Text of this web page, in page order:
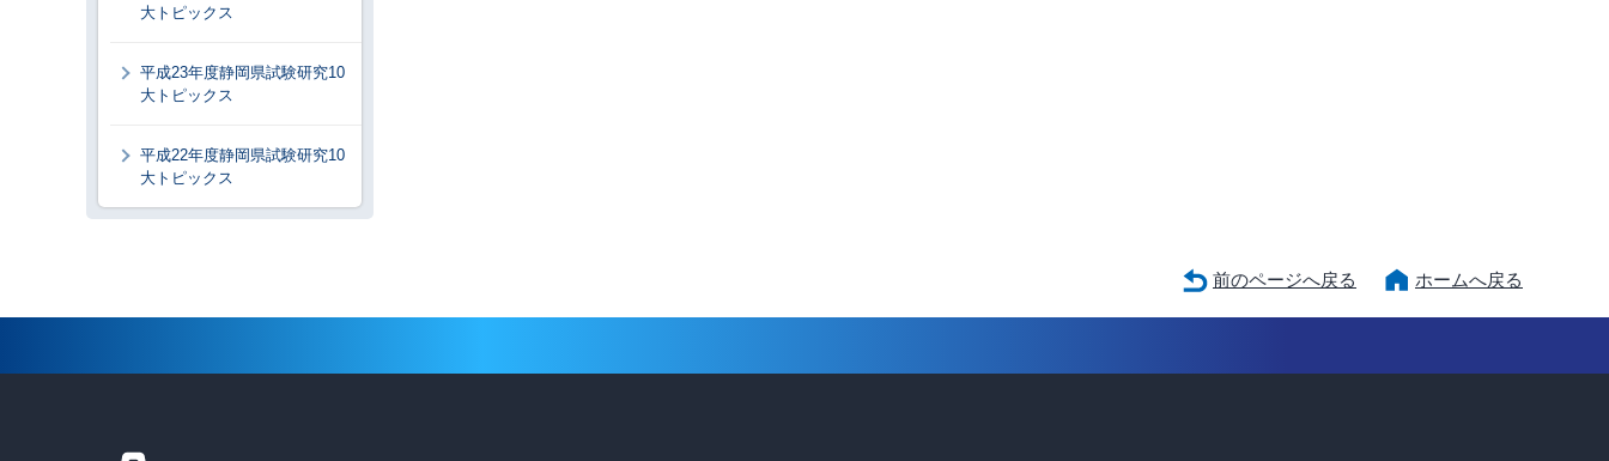
大トピックス
平成23年度静岡県試験研究10
大トピックス
平成22年度静岡県試験研究10
大トピックス
前のページへ戻る ホームへ戻る